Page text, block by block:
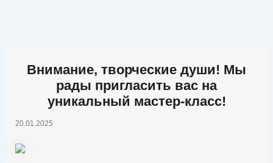
Внимание, творческие души! Мы
рады пригласить вас на
уникальный мастер-класс!
20.01.2025